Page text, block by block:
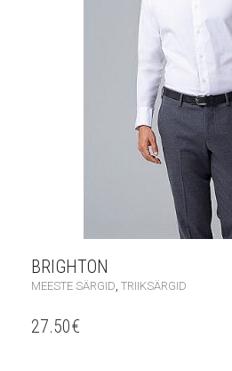
BRIGHTON
MEESTE SÄRGID TRIIKSÄRGID
27.50€